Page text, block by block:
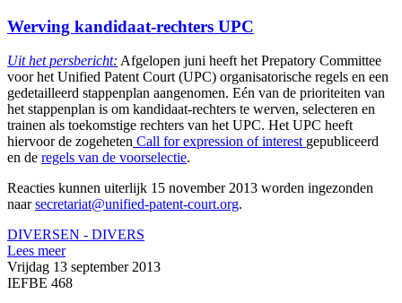
Werving kandidaat-rechters UPC
Uit het persbericht: Afgelopen juni heeft het Prepatory Committee
voor het Unified Patent Court (UPC) organisatorische regels en een
gedetailleerd stappenplan aangenomen. Eén van de prioriteiten van
het stappenplan is om kandidaat-rechters te werven, selecteren en
trainen als toekomstige rechters van het UPC. Het UPC heeft
hiervoor de zogeheten Call for expression of interest gepubliceerd
en de regels van de voorselectie.
Reacties kunnen uiterlijk 15 november 2013 worden ingezonden
naarsecretariat@unified-patent-court.org.
DIVERSEN - DIVERS
Lees meer
Vrijdag 13 september 2013
IEFBE 468